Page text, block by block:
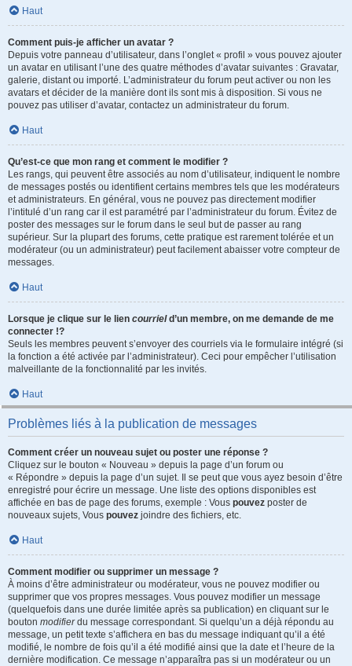
Haut
Comment puis-je afficher un avatar ?
Depuis votre panneau d’utilisateur, dans l’onglet « profil » vous pouvez ajouter
un avatar en utilisant l’une des quatre méthodes d’avatar suivantes : Gravatar,
galerie, distant ou importé. L’administrateur du forum peut activer ou non les
avatars et décider de la manière dont ils sont mis à disposition. Si vous ne
pouvez pas utiliser d’avatar, contactez un administrateur du forum.
Haut
Qu’est-ce que mon rang et comment le modifier ?
Les rangs, qui peuvent être associés au nom d’utilisateur, indiquent le nombre
de messages postés ou identifient certains membres tels que les modérateurs
et administrateurs. En général, vous ne pouvez pas directement modifier
l’intitulé d’un rang car il est paramétré par l’administrateur du forum. Évitez de
poster des messages sur le forum dans le seul but de passer au rang
supérieur. Sur la plupart des forums, cette pratique est rarement tolérée et un
modérateur (ou un administrateur) peut facilement abaisser votre compteur de
messages.
Haut
Lorsque je clique sur le lien courrield’un membre, on me demande de me
connecter !?
Seuls les membres peuvent s’envoyer des courriels via le formulaire intégré (si
la fonction a été activée par l’administrateur). Ceci pour empêcher l’utilisation
malveillante de la fonctionnalité par les invités.
Haut
Problèmes liés à la publication de messages
Comment créer un nouveau sujet ou poster une réponse ?
Cliquez sur le bouton « Nouveau » depuis la page d’un forum ou
« Répondre » depuis la page d’un sujet. Il se peut que vous ayez besoin d’être
enregistré pour écrire un message. Une liste des options disponibles est
affichée en bas de page des forums, exemple : Vous pouvez poster de
nouveaux sujets, Vous pouvez joindre des fichiers, etc.
Haut
Comment modifier ou supprimer un message ?
À moins d’être administrateur ou modérateur, vous ne pouvez modifier ou
supprimer que vos propres messages. Vous pouvez modifier un message
(quelquefois dans une durée limitée après sa publication) en cliquant sur le
bouton modifierdu message correspondant. Si quelqu’un a déjà répondu au
message, un petit texte s’affichera en bas du message indiquant qu’il a été
modifié, le nombre de fois qu’il a été modifié ainsi que la date et l’heure de la
dernière modification. Ce message n’apparaîtra pas si un modérateur ou un